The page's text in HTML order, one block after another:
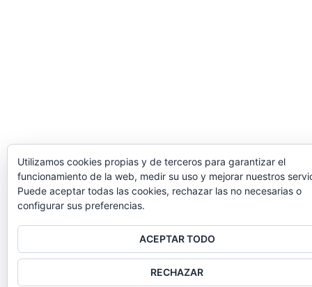
Utilizamos cookies propias y de terceros para garantizar el
funcionamiento de la web, medir su uso y mejorar nuestros
Puede aceptar todas las cookies, rechazar las no necesarias o
configurar sus preferencias.
ACEPTAR TODO
RECHAZAR